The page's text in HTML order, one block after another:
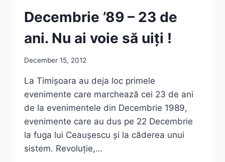
Decembrie ’89 – 23 de
ani. Nu ai voie să uiți !
December 15, 2012
La Timișoara au deja loc primele
evenimente care marchează cei 23 de ani
de la evenimentele din Decembrie 1989,
evenimente care au dus pe 22 Decembrie
la fuga lui Ceaușescu și la căderea unui
sistem. Revoluție,…